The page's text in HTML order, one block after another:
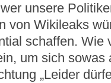
unsere
von Wikileaks
schaffen. Wie
um sich
„Leider